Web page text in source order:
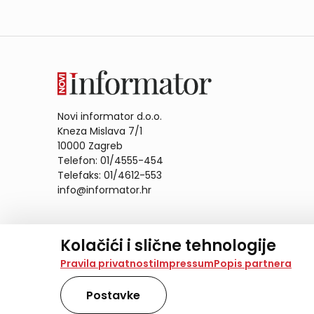
Kolačići i slične tehnologije
Na našoj web stranici koristimo kolačiće i slične
analiziramo promet na stranici te prikazujemo
također koriste ove tehnologije.
Odabirom opcije „Samo nužno“ prihvaćate samo
Pravila privatnostiImpressumPopis partnera
Postavke
Novi informator d.o.o.
Kneza Mislava 7/1
10000 Zagreb
Telefon: 01/4555-454
Telefaks: 01/4612-553
info@informator.hr